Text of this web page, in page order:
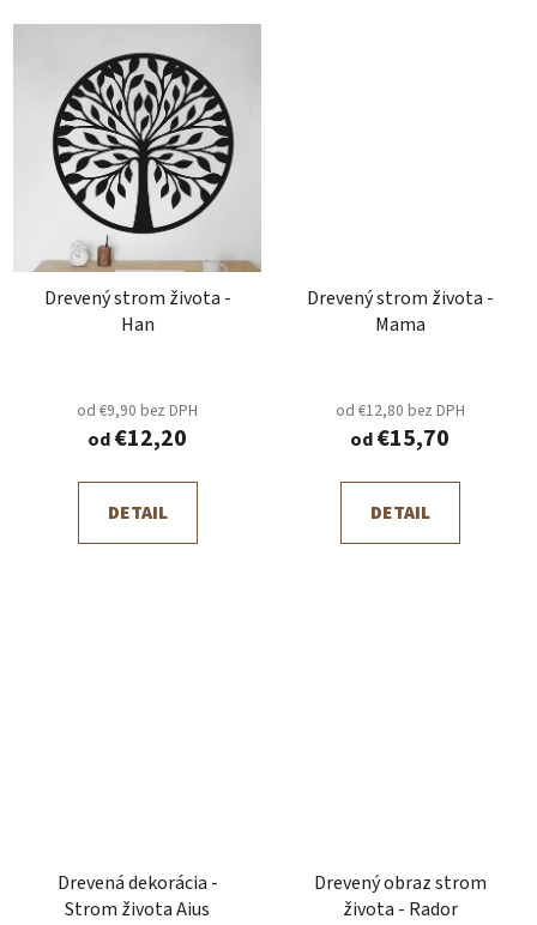
Drevený strom života -
Han
od €9,90 bez DPH
od€12,20
DETAIL
Drevený strom života -
Mama
od €12,80 bez DPH
od€15,70
DETAIL
Drevená dekorácia -
Strom života Aius
Drevený obraz strom
života - Rador